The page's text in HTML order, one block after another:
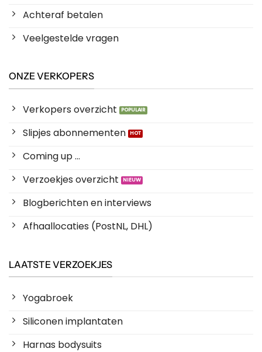
Achteraf betalen
Veelgestelde vragen
ONZE VERKOPERS
Verkopers overzicht
Slipjes abonnementen
Coming up ...
Verzoekjes overzicht
Blogberichten en interviews
Afhaallocaties (PostNL, DHL)
LAATSTE VERZOEKJES
Yogabroek
Siliconen implantaten
Harnas bodysuits